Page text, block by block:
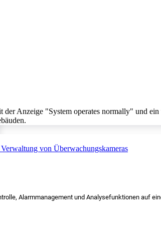
Alarmmanagement und Analysefunktionen auf